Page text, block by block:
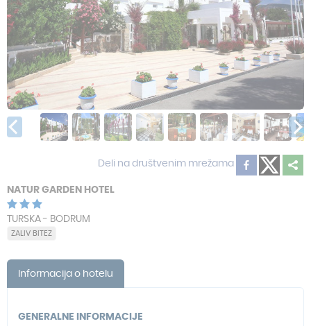
Deli na društvenim mrežama
NATUR GARDEN HOTEL
TURSKA - BODRUM
ZALIV BITEZ
Informacija o hotelu
GENERALNE INFORMACIJE